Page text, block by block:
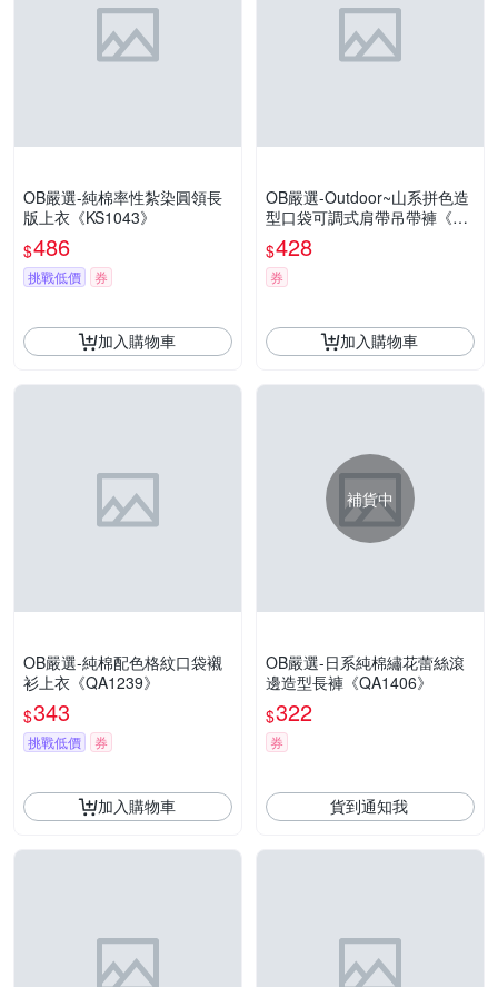
OB嚴選-純棉率性紮染圓領長
版上衣《KS1043》
$486
挑戰低價 券
加入購物車
OB嚴選-Outdoor~山系拼色造
型口袋可調式肩帶吊帶褲《QA
1431》
$428
券
加入購物車
OB嚴選-純棉配色格紋口袋襯
衫上衣《QA1239》
$343
挑戰低價 券
加入購物車
補貨中
OB嚴選-日系純棉繡花蕾絲滾
邊造型長褲《QA1406》
$322
券
貨到通知我